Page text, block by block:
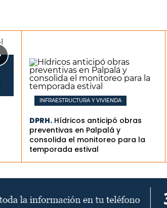
INFRAESTRUCTURA Y VIVIENDA
DPRH. Hídricos anticipó obras
preventivas en Palpalá y
consolida el monitoreo para la
temporada estival